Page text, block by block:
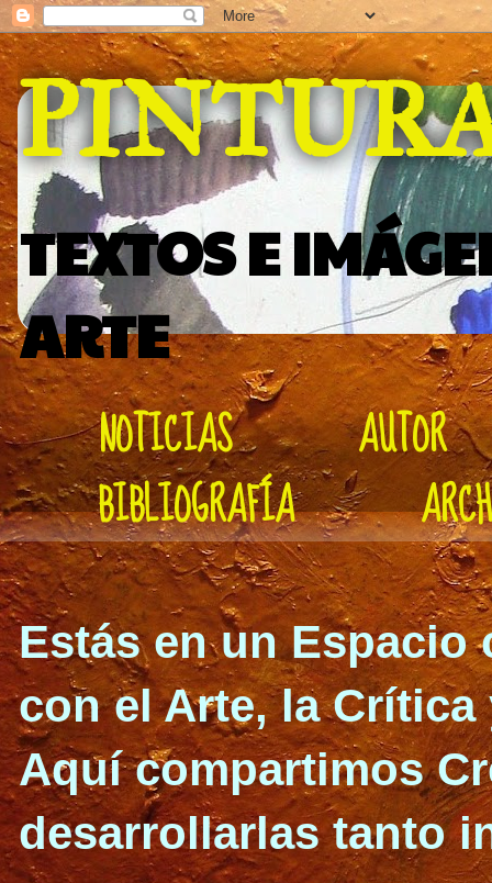
TEXTOS E
ARTE
NOTICIAS
AUTOR
BIBLIOGRAFÍA
Estás en un Espacio
con el Arte, la
Aquí compartimos
desarrollarlastanto